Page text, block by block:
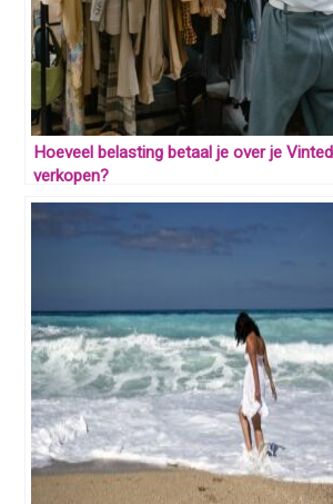
Hoeveel belasting betaal je over je Vinted
verkopen?